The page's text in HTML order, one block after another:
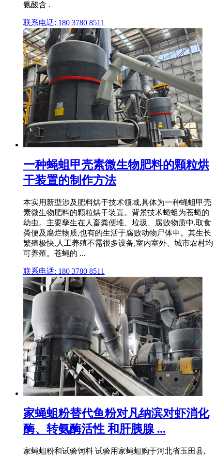
氨酸含 .
联系电话: 180 3780 8511
一种蝇蛆甲壳素微生物肥料的颗粒烘
干装置的制作方法
本实用新型涉及肥料烘干技术领域,具体为一种蝇蛆甲壳
素微生物肥料的颗粒烘干装置。背景技术蝇蛆为苍蝇的
幼虫。主要孳生在人畜粪便堆、垃圾、腐败物质中,取食
粪便及腐烂物质,也有的生活于腐败动物尸体中。其生长
繁殖极快,人工养殖不需很多设备,室内室外、城市农村均
可养殖。苍蝇的 ...
联系电话: 180 3780 8511
家蝇蛆粉替代鱼粉对凡纳滨对虾消化
酶、转氨酶活性 和肝胰腺 ...
家蝇蛆粉和试验饲料 试验用家蝇蛆购于河北省玉田县,